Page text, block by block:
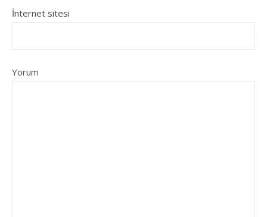
İnternet sitesi
Yorum